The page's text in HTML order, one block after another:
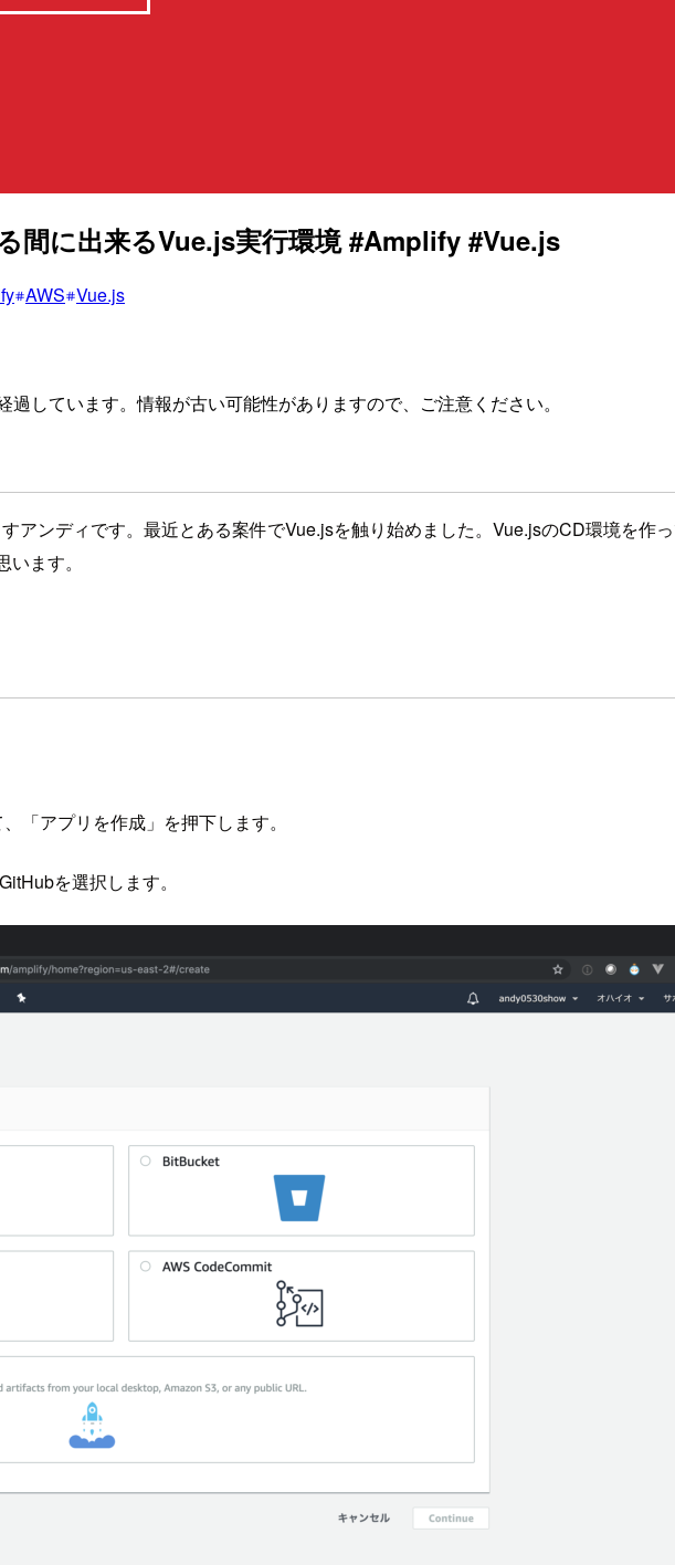
間に出来るVue.js実行環境 #Amplify #Vue.js
AWS Vue.js
しています。情報が古い可能性がありますので、ご注意ください。
アンディです。最近とある案件でVue.jsを触り始めました。Vue.jsのCD環境を作
ます。
「アプリを作成」を押下します。
を選択します。